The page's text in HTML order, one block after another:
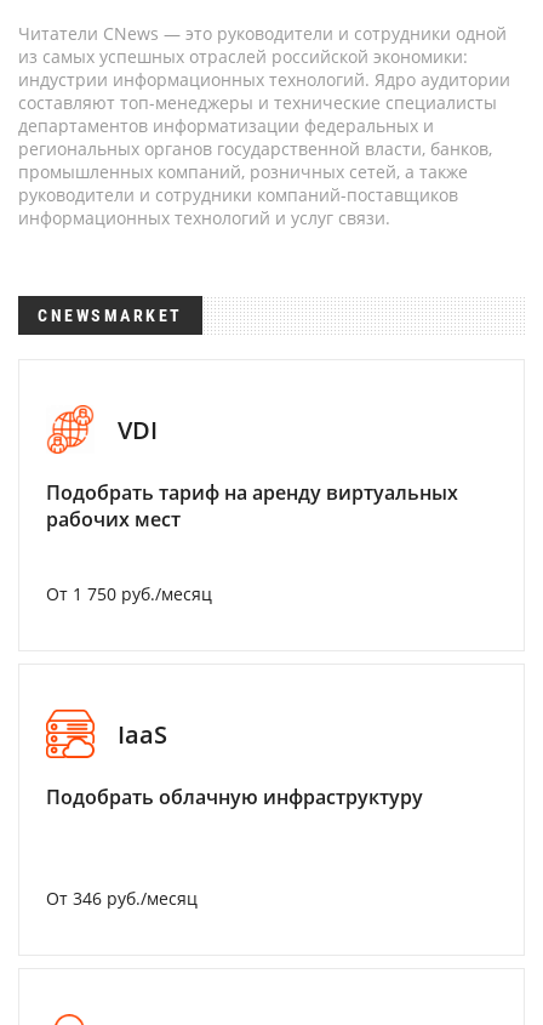
Читатели CNews — это руководители и сотрудники одной
из самых успешных отраслей российской экономики:
индустрии информационных технологий. Ядро аудитории
составляют топ-менеджеры и технические специалисты
департаментов информатизации федеральных и
региональных органов государственной власти, банков,
промышленных компаний, розничных сетей, а также
руководители и сотрудники компаний-поставщиков
информационных технологий и услуг связи.
CNEWSMARKET
VDI
Подобрать тариф на аренду виртуальных
рабочих мест
От 1 750 руб./месяц
IaaS
Подобрать облачную инфраструктуру
От 346 руб./месяц